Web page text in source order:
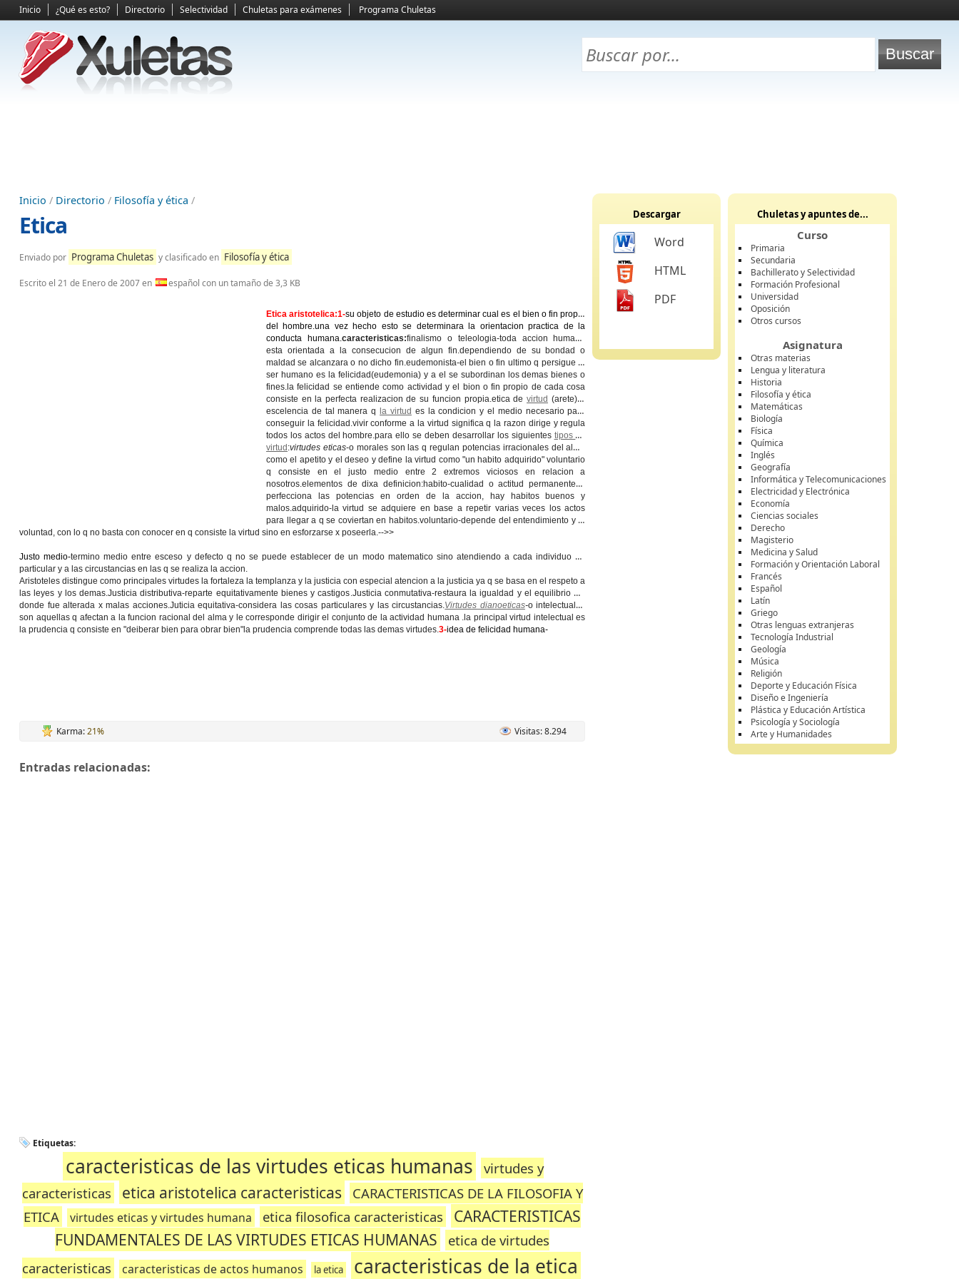
Inicio ¿Qué es esto? Directorio Selectividad Chuletas para exámenes Programa Chuletas
Inicio / Directorio / Filosofía y ética /
Etica
Enviado por Programa Chuletas y clasificado en Filosofía y ética
Escrito el 21 de Enero de 2007en español con un tamaño de 3,3 KB
Etica aristotelica:1-su objeto de estudio es determinar cual es el bien o fin propio
del hombre.una vez hecho esto se determinara la orientacion practica de la
conducta humana.caracteristicas:finalismo o teleologia-toda accion humana
esta orientada a la consecucion de algun fin.dependiendo de su bondad o
maldad se alcanzara o no dicho fin.eudemonista-el bien o fin ultimo q persigue el
ser humano es la felicidad(eudemonia) y a el se subordinan los demas bienes o
fines.la felicidad se entiende como actividad y el bion o fin propio de cada cosa
consiste en la perfecta realizacion de su funcion propia.etica de virtud (arete) o
escelencia de tal manera q
la virtud es la condicion y el medio necesario para
conseguir la felicidad.vivir conforme a la virtud significa q la razon dirige y regula
todos los actos del hombre.para ello se deben desarrollar los siguientes tipos de
virtud :virtudes eticas-o morales son las q regulan potencias irracionales del alma
como el apetito y el deseo y define la virtud como "un habito adquirido" voluntario
q consiste en el justo medio entre 2 extremos viciosos en relacion a
nosotros.elementos de dixa definicion:habito-cualidad o actitud permanente q
perfecciona las potencias en orden de la accion, hay habitos buenos y
malos.adquirido- la virtud se adquiere en base a repetir varias veces los actos
para llegar a q se coviertan en habitos.voluntario-depende del entendimiento y la
voluntad, con lo q no basta con conocer en q consiste la virtud sino en esforzarse x poseerla.-->>
Justo medio-termino medio entre esceso y defecto q no se puede establecer de un modo matematico sino atendiendo a cada individuo en
particular y a las circustancias en las q se realiza la accion.
Aristoteles distingue como principales virtudes la fortaleza la templanza y la justicia con especial atencion a la justicia ya q se basa en el respeto a
las leyes y los demas.Justicia distributiva-reparte equitativamente bienes y castigos.Justicia conmutativa-restaura la igualdad y el equilibrio alli
donde fue alterada x malas acciones.Juticia equitativa-considera las cosas particulares y las circustancias.Virtudes dianoeticas-o intelectuales
son aquellas q afectan a la funcion racional del alma y le corresponde dirigir el conjunto de la actividad humana .la principal virtud intelectual es
la prudencia q consiste en "deiberar bien para obrar bien"la prudencia comprende todas las demas virtudes.3-idea de felicidad humana-
Karma:21% Visitas: 8.294
Entradas relacionadas:
Etiquetas:
caracteristicas de las virtudes eticas humanas
virtudes y
caracteristicas
etica aristotelica caracteristicas
CARACTERISTICAS DE LA FILOSOFIA Y
ETICA
virtudes eticas y virtudes humana etica filosofica caracteristicas
CARACTERISTICAS
FUNDAMENTALES DE LAS VIRTUDES ETICAS HUMANAS
etica de virtudes
caracteristicas
caracteristicas de actos humanos la etica caracteristicas de la etica
Descargar
Word
HTML
PDF
Chuletas y apuntes de...
Curso
Primaria
Secundaria
Bachillerato y Selectividad
Formación Profesional
Universidad
Oposición
Otros cursos
Asignatura
Otras materias
Lengua y literatura
Historia
Filosofía y ética
Matemáticas
Biología
Física
Química
Inglés
Geografía
Informática y Telecomunicaciones
Electricidad y Electrónica
Economía
Ciencias sociales
Derecho
Magisterio
Medicina y Salud
Formación y Orientación Laboral
Francés
Español
Latín
Griego
Otras lenguas extranjeras
Tecnología Industrial
Geología
Música
Religión
Deporte y Educación Física
Diseño e Ingeniería
Plástica y Educación Artística
Psicología y Sociología
Arte y Humanidades